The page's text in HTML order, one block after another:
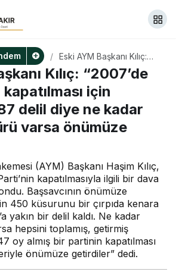
Eski AYM Başkanı Kılıç:
“2007’de AK Parti’nin
kapatılması için başsavcı,
487 delil diye ne kadar
gazete kupürü varsa
önümüze getirdi”
Kılıç: “2007’de
için
delil diye ne kadar
varsa önümüze
(AYM) Başkanı Haşim Kılıç,
kapatılmasıyla ilgili bir dava
Başsavcının önümüze
450 küsurunu bir çırpıda kenara
yakın bir delil kaldı. Ne kadar
hepsini toplamış, getirmiş
oy almış bir partinin kapatılması
önümüze getirdiler” dedi.
Paylaş